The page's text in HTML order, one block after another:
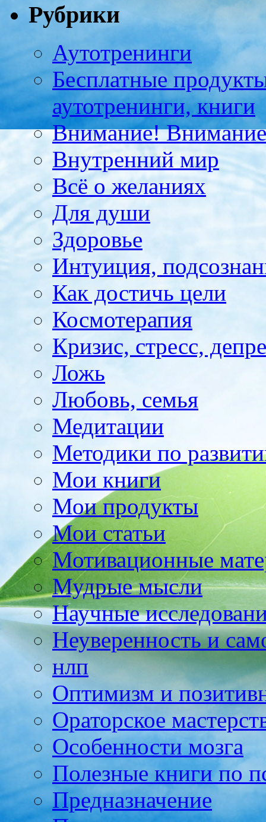
Рубрики
Аутотренинги
Бесплатные
аутотренинги, книги
Внимание!
Внутренний мир
Всё о желаниях
Для души
Здоровье
Интуиция,
Как достичь цели
Космотерапия
Кризис, стресс,
Ложь
Любовь, семья
Медитации
Методики по
Мои книги
Мои продукты
Мои статьи
Мотивационные
Мудрые мысли
Научные
Неуверенность и
нлп
Оптимизм и
Ораторское
Особенности мозга
Полезные книги по
Предназначение